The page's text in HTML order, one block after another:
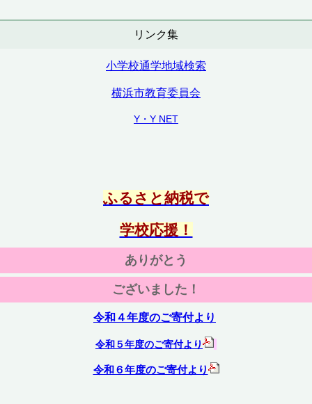
リンク集
小学校通学地域検索
横浜市教育委員会
Y・Y NET
ふるさと納税で
学校応援！
ありがとう
ございました！
令和４年度のご寄付より
令和５年度のご寄付より
令和６年度のご寄付より